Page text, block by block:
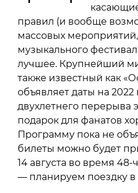
правил (и вообще
массовых
музыкального
лучшее. Крупнейший
также известный как
объявляет даты на
двухлетнего перерыва
подарок для фанатов
Программу пока не
билеты можно будет
14 августа во время
— планируем поездку